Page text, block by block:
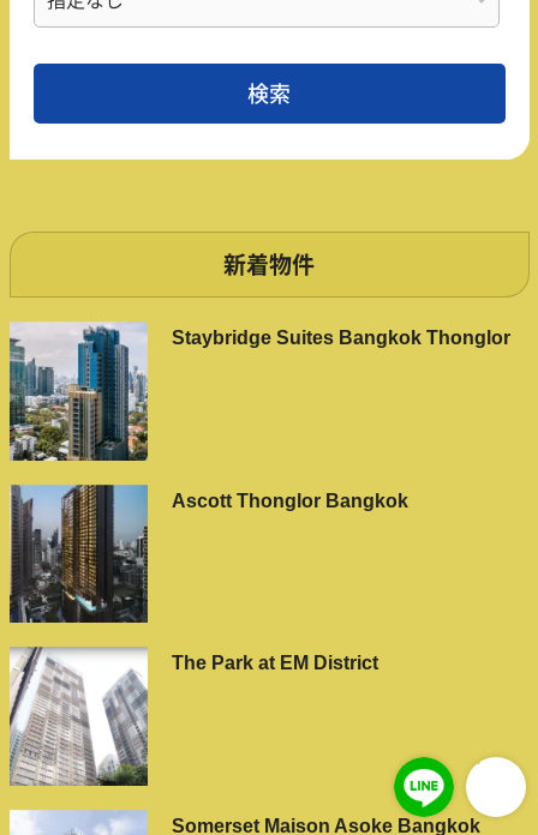
新着物件
Staybridge Suites Bangkok Thonglor
Ascott Thonglor Bangkok
The Park at EM District
Somerset Maison Asoke Bangkok